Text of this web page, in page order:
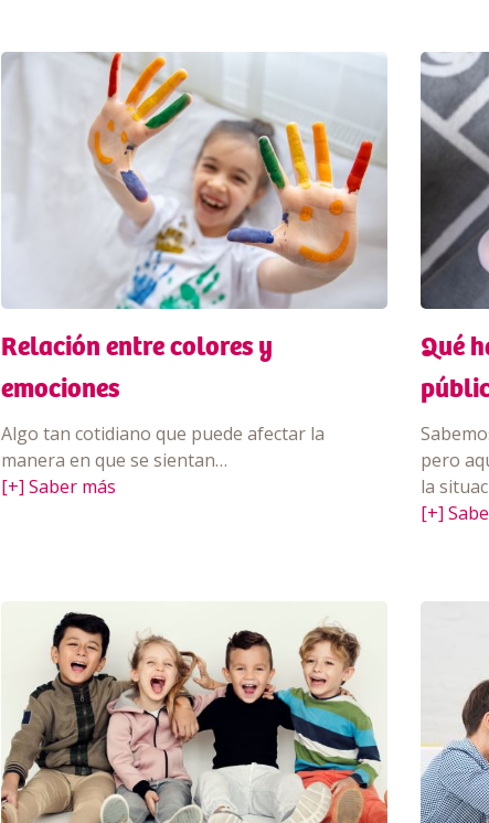
Relación entre colores y
emociones
Algo tan cotidiano que puede afectar la
manera en que se sientan…
[+] Saber más
Qué
pero
la
[+]